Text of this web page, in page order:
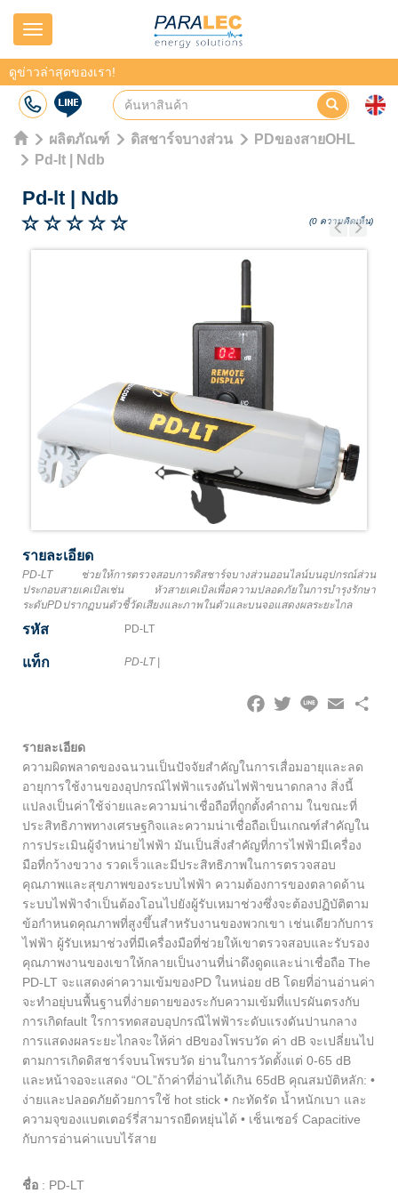
Navigation
ดูข่าวล่าสุดของเรา!
ผลิตภัณฑ์ ดิสชาร์จบางส่วน
PDของสายOHL
Pd-lt | Ndb
Pd-lt | Ndb
(0 ความคิดเห็น)
Previous
Next
รายละเอียด
PD-LT ช่วยให้การตรวจสอบการดิสชาร์จบางส่วนออนไลน์บนอุปกรณ์ส่วน
ประกอบสายเคเบิลเช่น หัวสายเคเบิลเพื่อความปลอดภัยในการบำรุงรักษา
ระดับPDปรากฏบนตัวชี้วัดเสียงและภาพในตัวและบนจอแสดงผลระยะไกล
รหัส PD-LT
แท็ก PD-LT|
รายละเอียด
ความผิดพลาดของฉนวนเป็นปัจจัยสำคัญในการเสื่อมอายุและลด
อายุการใช้งานของอุปกรณ์ไฟฟ้าแรงดันไฟฟ้าขนาดกลาง สิ่งนี้
แปลงเป็นค่าใช้จ่ายและความน่าเชื่อถือที่ถูกตั้งคำถาม ในขณะที่
ประสิทธิภาพทางเศรษฐกิจและความน่าเชื่อถือเป็นเกณฑ์สำคัญใน
การประเมินผู้จำหน่ายไฟฟ้า มันเป็นสิ่งสำคัญที่การไฟฟ้ามีเครื่อง
มือที่กว้างขวาง รวดเร็วและมีประสิทธิภาพในการตรวจสอบ
คุณภาพและสุขภาพของระบบไฟฟ้า ความต้องการของตลาดด้าน
ระบบไฟฟ้าจำเป็นต้องโอนไปยังผู้รับเหมาช่วงซึ่งจะต้องปฏิบัติตาม
ข้อกำหนดคุณภาพที่สูงขึ้นสำหรับงานของพวกเขา เช่นเดียวกับการ
ไฟฟ้า ผู้รับเหมาช่วงที่มีเครื่องมือที่ช่วยให้เขาตรวจสอบและรับรอง
คุณภาพงานของเขาให้กลายเป็นงานที่น่าดึงดูดและน่าเชื่อถือ The
PD-LT จะแสดงค่าความเข้มของPD ในหน่อย dB โดยที่อ่านอ่านค่า
จะทำอยุ่บนพื้นฐานที่ง่ายดายของระกับความเข้มที่แปรผันตรงกับ
การเกิดfault ใรการทดสอบอุปกรณืไฟฟ้าระดับแรงดันปานกลาง
การแสดงผลระยะไกลจะให้ค่า dBของโพรบวัด ค่า dB จะเปลี่ยนไป
ตามการเกิดดิสชาร์จบนโพรบวัด ย่านในการวัดตั้งแต่ 0-65 dB
และหน้าจอจะแสดง “OL”ถ้าค่าที่อ่านได้เกิน 65dB คุณสมบัติหลัก: •
ง่ายและปลอดภัยด้วยการใช้ hot stick • กะทัดรัด น้ำหนักเบา และ
ความจุของแบตเตอร์รี่สามารถยืดหยุ่นได้ • เซ็นเซอร์ Capacitive
กับการอ่านค่าแบบไร้สาย
ชื่อ : PD-LT